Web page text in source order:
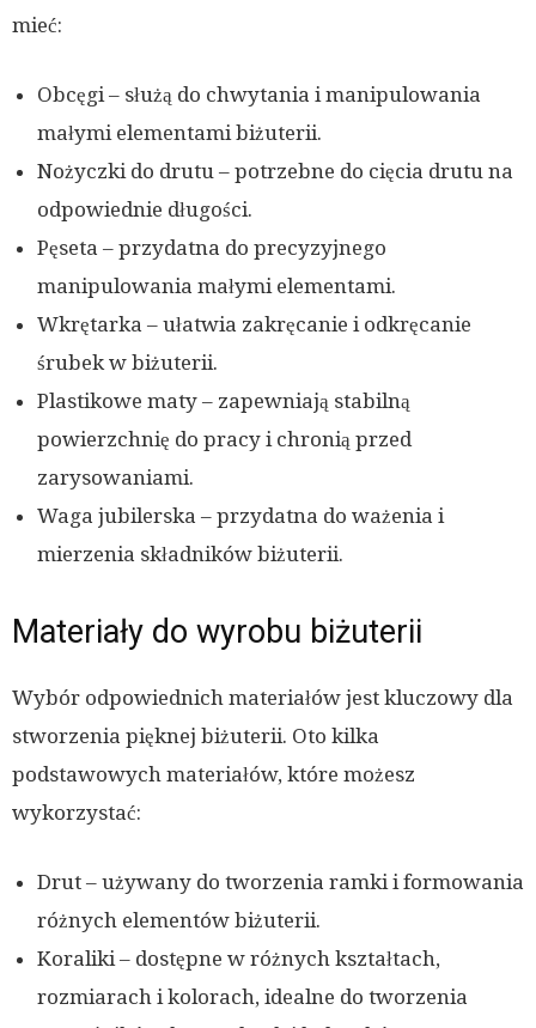
mieć:
Obcęgi – służą do chwytania i manipulowania
małymi elementami biżuterii.
Nożyczki do drutu – potrzebne do cięcia drutu na
odpowiednie długości.
Pęseta – przydatna do precyzyjnego
manipulowania małymi elementami.
Wkrętarka – ułatwia zakręcanie i odkręcanie
śrubek w biżuterii.
Plastikowe maty – zapewniają stabilną
powierzchnię do pracy i chronią przed
zarysowaniami.
Waga jubilerska – przydatna do ważenia i
mierzenia składników biżuterii.
Materiały do wyrobu biżuterii
Wybór odpowiednich materiałów jest kluczowy dla
stworzenia pięknej biżuterii. Oto kilka
podstawowych materiałów, które możesz
wykorzystać:
Drut – używany do tworzenia ramki i formowania
różnych elementów biżuterii.
Koraliki – dostępne w różnych kształtach,
rozmiarach i kolorach, idealne do tworzenia